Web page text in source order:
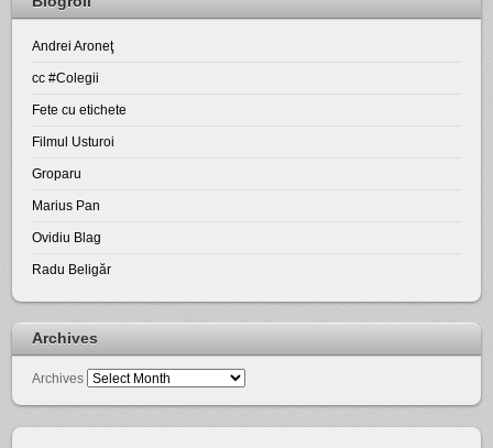
Andrei Aroneţ
cc #Colegii
Fete cu etichete
Filmul Usturoi
Groparu
Marius Pan
Ovidiu Blag
Radu Beligăr
Archives
Archives